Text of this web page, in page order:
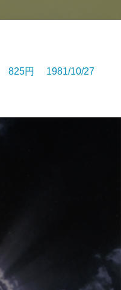
825円 1981/10/27